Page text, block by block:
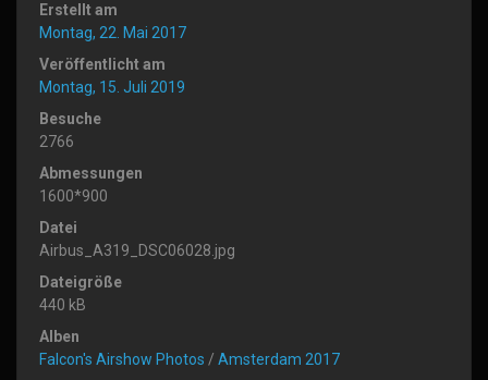
Erstellt am
Montag, 22. Mai 2017
Veröffentlicht am
Montag, 15. Juli 2019
Besuche
2766
Abmessungen
1600*900
Datei
Airbus_A319_DSC06028.jpg
Dateigröße
440 kB
Alben
Falcon's Airshow Photos / Amsterdam 2017